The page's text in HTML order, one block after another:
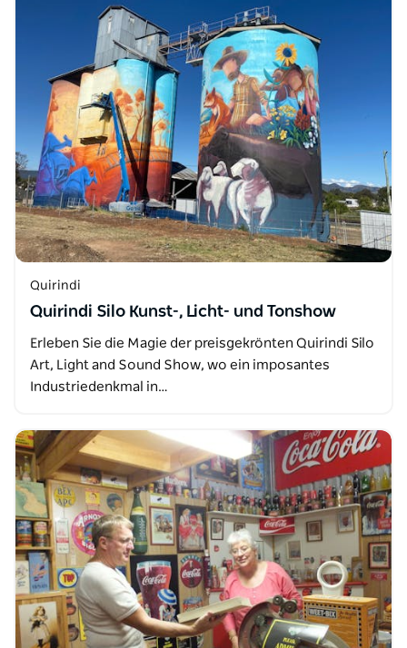
Quirindi
Quirindi Silo Kunst-, Licht- und Tonshow
Erleben Sie die Magie der preisgekrönten Quirindi Silo
Art, Light and Sound Show, wo ein imposantes
Industriedenkmal in…